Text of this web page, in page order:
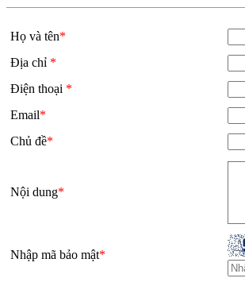
Họ và tên*
Địa chỉ *
Điện thoại *
Email*
Chủ đề*
Nội dung*
Nhập mã bảo mật*